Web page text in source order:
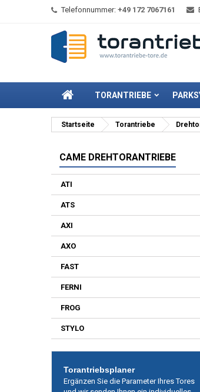
Telefonnummer: +49 172 7067161
TORANTRIEBE
Startseite Torantriebe
CAME DREHTORANTRIEBE
ATI
ATS
AXI
AXO
FAST
FERNI
FROG
STYLO
Torantriebsplaner
Ergänzen Sie die Parameter Ihres Tores